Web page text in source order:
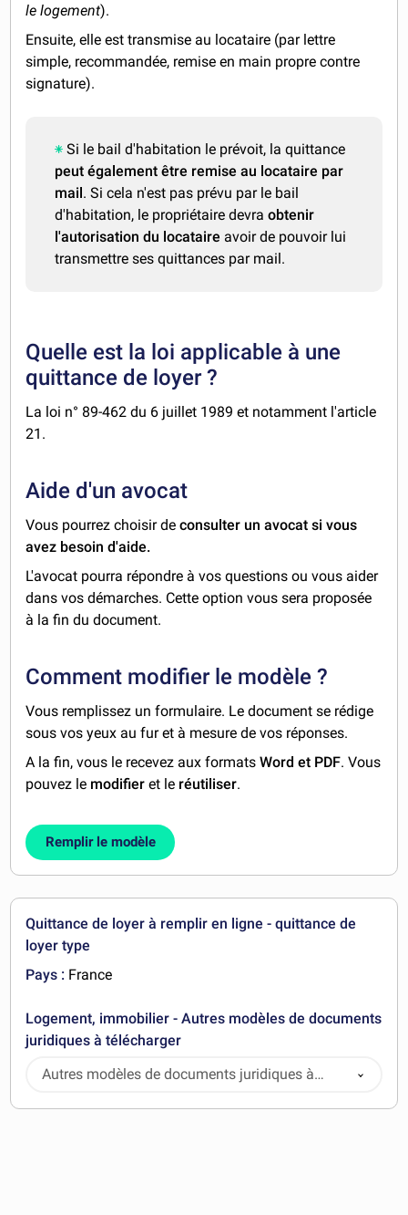
le logement).
Ensuite, elle est transmise au locataire (par lettre
simple, recommandée, remise en main propre contre
signature).
Si le bail d'habitation le prévoit, la quittance
peut également être remise au locataire par
mail. Si cela n'est pas prévu par le bail
d'habitation, le propriétaire devraobtenir
l'autorisation du locataire avoir de pouvoir lui
transmettre ses quittances par mail.
Quelle est la loi applicable à une
quittance de loyer ?
La loi n° 89-462 du 6 juillet 1989 et notamment l'article
21.
Aide d'un avocat
Vous pourrez choisir deconsulter un avocat si vous
avez besoin d'aide.
L'avocat pourra répondre à vos questions ou vous aider
dans vos démarches. Cette option vous sera proposée
à la fin du document.
Comment modifier le modèle ?
Vous remplissez un formulaire. Le document se rédige
sous vos yeux au fur et à mesure de vos réponses.
A la fin, vous le recevez aux formatsWord et PDF. Vous
pouvez le modifier et le réutiliser.
Remplir le modèle
Quittance de loyer à remplir en ligne - quittance de
loyer type
Pays : France
Logement, immobilier - Autres modèles de documents
juridiques à télécharger
Autres modèles de documents juridiques à
télécharger